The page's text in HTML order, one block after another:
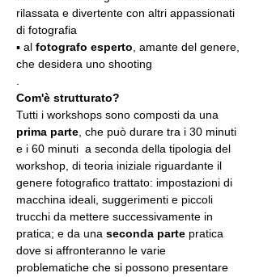
rilassata e divertente con altri appassionati
di fotografia
▪️ al fotografo esperto , amante del genere,
che desidera uno shooting
Com'è strutturato?
Tutti i workshops sono composti da una
prima parte , che può durare tra i 30 minuti
e i 60 minuti  a seconda della tipologia del
workshop, di teoria iniziale riguardante il
genere fotografico trattato: impostazioni di
macchina ideali, suggerimenti e piccoli
trucchi da mettere successivamente in
pratica; e da una seconda parte pratica
dove si affronteranno le varie
problematiche che si possono presentare